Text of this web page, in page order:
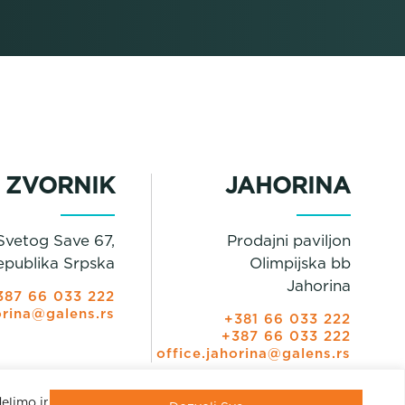
ZVORNIK
Save 67,
Srpska
66 033 222
JAHORINA
Prodajni paviljon
Olimpijska bb
Jahorina
+381 66 033 222
+387 66 033 222
office.jahorina@galens.rs